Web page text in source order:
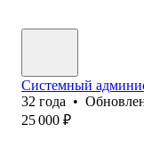
Системный
32 года •
25 000 ₽